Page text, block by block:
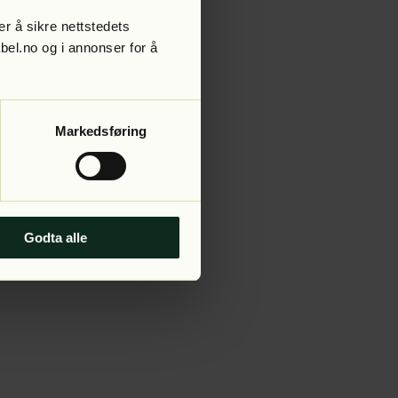
å sikre nettstedets
og i annonser for å
Markedsføring
Godta alle